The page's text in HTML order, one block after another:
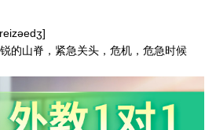
的山脊，紧急关头，危机，危急时候